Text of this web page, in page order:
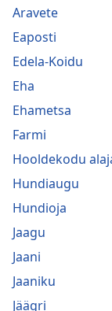
Aravete
Eaposti
Edela-Koidu
Eha
Ehametsa
Farmi
Hooldekodu
Hundiaugu
Hundioja
Jaagu
Jaani
Jaaniku
Jäägri